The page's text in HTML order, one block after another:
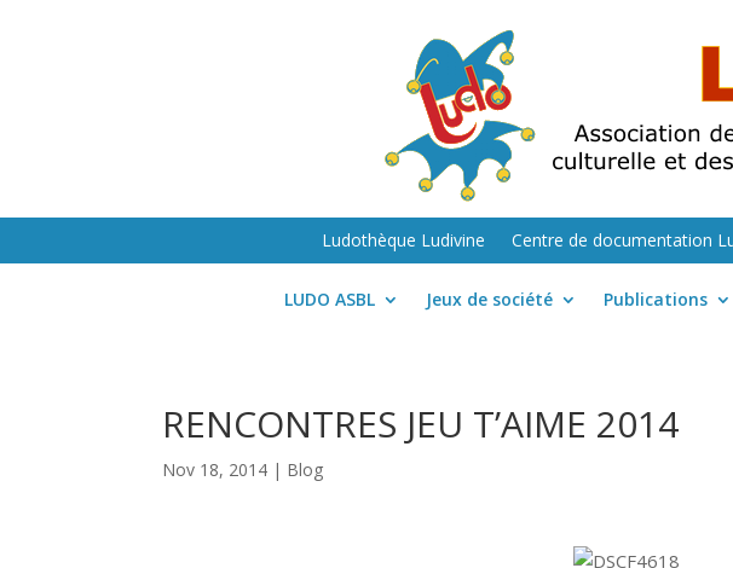
Ludothèque Ludivine Centre de documentation
LUDO ASBL Jeux de société Publications
RENCONTRES JEU T’AIME 2014
Nov 18, 2014 | Blog